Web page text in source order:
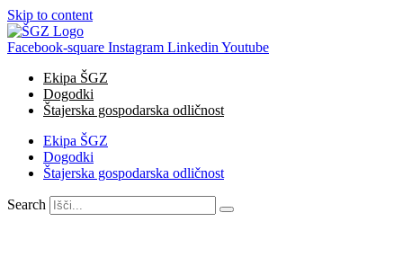
Skip to content
Facebook-square Instagram Linkedin Youtube
Ekipa ŠGZ
Dogodki
Štajerska gospodarska odličnost
Ekipa ŠGZ
Dogodki
Štajerska gospodarska odličnost
Search